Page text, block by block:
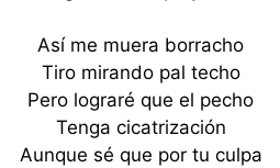
Así me muera borracho
Tiro mirando pal techo
Pero lograré que el pecho
Tenga cicatrización
Aunque sé que por tu culpa